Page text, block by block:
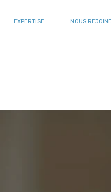
EXPERTISE NOUS